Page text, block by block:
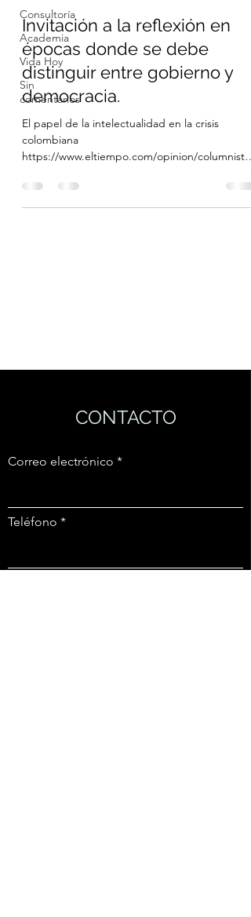
Consultoría
Academia
Vida Hoy
Sin
comentarios
Invitación a la reflexión en
épocas donde se debe
distinguir entre gobierno y
democracia.
El papel de la intelectualidad en la crisis
colombiana
https://www.eltiempo.com/opinion/columnistas
CONTACTO
Correo electrónico
Teléfono